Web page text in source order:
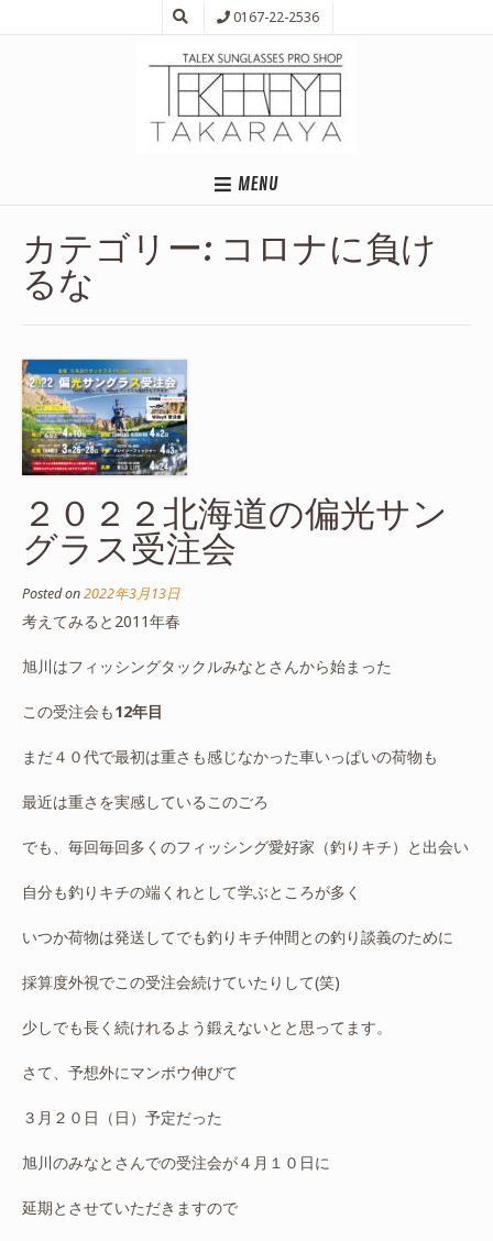
0167-22-2536
MENU
カテゴリー: コロナに負け
るな
２０２２北海道の偏光サン
グラス受注会
Posted on2022年3月13日
考えてみると2011年春
旭川はフィッシングタックルみなとさんから始まった
この受注会も12年目
まだ４０代で最初は重さも感じなかった車いっぱいの荷物も
最近は重さを実感しているこのごろ
でも、毎回毎回多くのフィッシング愛好家（釣りキチ）と出会い
自分も釣りキチの端くれとして学ぶところが多く
いつか荷物は発送してでも釣りキチ仲間との釣り談義のために
採算度外視でこの受注会続けていたりして(笑)
少しでも長く続けれるよう鍛えないとと思ってます。
さて、予想外にマンボウ伸びて
３月２０日（日）予定だった
旭川のみなとさんでの受注会が４月１０日に
延期とさせていただきますので